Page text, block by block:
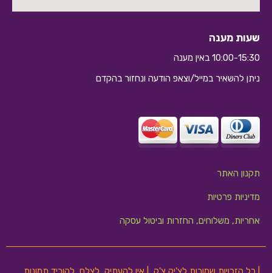
שעות מענה
10:00-15:30 באין מענה
ניתן להשאיר במייל/וצאפ הודעה ונחזור בהקדם
תקנון האתר
מדיניות פרטיות
אחריות, משלוחים, החזרות וביטול עסקה